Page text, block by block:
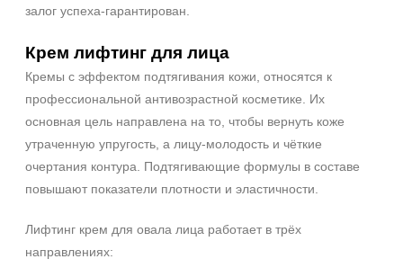
залог успеха-гарантирован.
Крем лифтинг для лица
Кремы с эффектом подтягивания кожи, относятся к
профессиональной антивозрастной косметике. Их
основная цель направлена на то, чтобы вернуть коже
утраченную упругость, а лицу-молодость и чёткие
очертания контура. Подтягивающие формулы в составе
повышают показатели плотности и эластичности.
Лифтинг крем для овала лица работает в трёх
направлениях: